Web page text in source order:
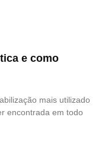
e como
mais utilizado
encontrada em todo